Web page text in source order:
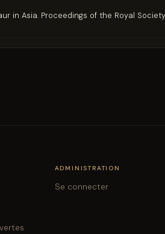
in Asia. Proceedings of the Royal
ADMINISTRATION
Se connecter